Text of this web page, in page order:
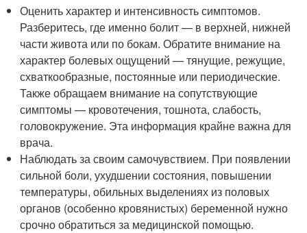
Оценить характер и интенсивность симптомов.
Разберитесь, где именно болит — в верхней, нижней
части живота или по бокам. Обратите внимание на
характер болевых ощущений — тянущие, режущие,
схваткообразные, постоянные или периодические.
Также обращаем внимание на сопутствующие
симптомы — кровотечения, тошнота, слабость,
головокружение. Эта информация крайне важна для
врача.
Наблюдать за своим самочувствием. При появлении
сильной боли, ухудшении состояния, повышении
температуры, обильных выделениях из половых
органов (особенно кровянистых) беременной нужно
срочно обратиться за медицинской помощью.